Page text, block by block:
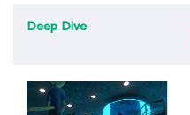
Deep Dive